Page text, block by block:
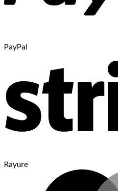
PayPal
Rayure